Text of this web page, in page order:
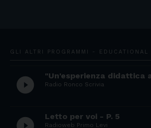
GLI ALTRI PROGRAMMI - EDUCATIONAL
play_circle_filled "Un'esperienza didattica
Radio Ronco Scrivia
Letto per voi - P. 5
Radioweb Primo Levi